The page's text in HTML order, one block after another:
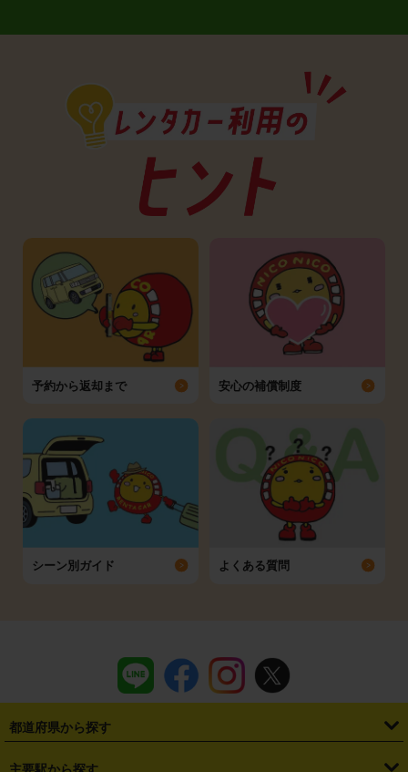
予約から返却まで 安心の補償制度
シーン別ガイド よくある質問
都道府県から探す
・ 北海道 ・